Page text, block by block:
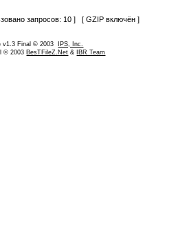
запросов: 10 ] [ GZIP включён ]
v1.3 Final © 2003
IPS, Inc.
© 2003 BesTFileZ.Net & IBR Team